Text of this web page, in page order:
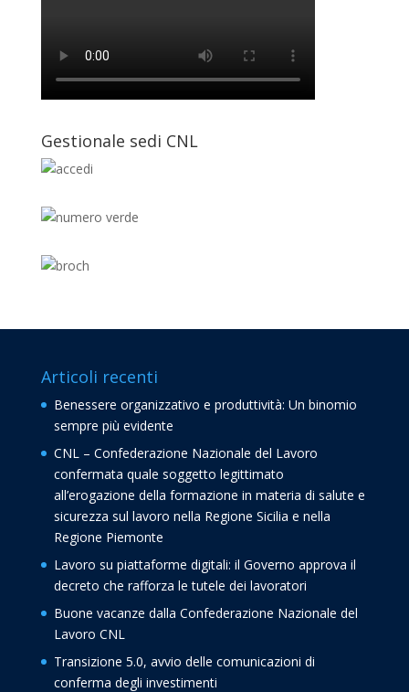
Gestionale sedi CNL
Articoli recenti
Benessere organizzativo e produttività: Un binomio
sempre più evidente
CNL – Confederazione Nazionale del Lavoro
confermata quale soggetto legittimato
all’erogazione della formazione in materia di salute e
sicurezza sul lavoro nella Regione Sicilia e nella
Regione Piemonte
Lavoro su piattaforme digitali: il Governo approva il
decreto che rafforza le tutele dei lavoratori
Buone vacanze dalla Confederazione Nazionale del
Lavoro CNL
Transizione 5.0, avvio delle comunicazioni di
conferma degli investimenti